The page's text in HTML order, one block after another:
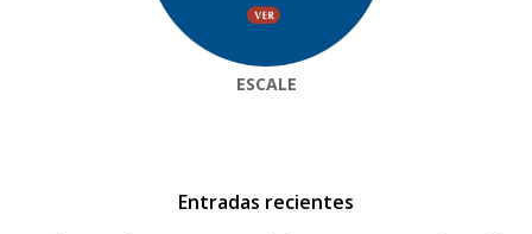
ESCALE
Entradas recientes